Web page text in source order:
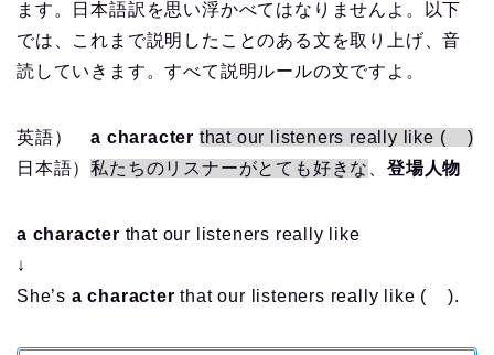
ます。日本語訳を思い浮かべてはなりませんよ。以下
では、これまで説明したことのある文を取り上げ、音
読していきます。すべて説明ルールの文ですよ。
英語）a character that our listeners really like ( )
日本語）私たちのリスナーがとても好きな 、登場人物
a character that our listeners really like
↓
She’s a character that our listeners really like ( ).